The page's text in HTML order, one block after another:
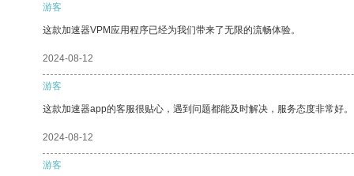
游客
这款加速器VPM应用程序已经为我们带来了无限的流畅体验。
2024-08-12
游客
这款加速器app的客服很贴心，遇到问题都能及时解决，服务态度非常好。
2024-08-12
游客